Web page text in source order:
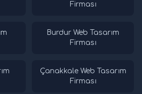
Firması
Burdur Web Tasarım
Firması
Çanakkale Web Tasarım
Firması